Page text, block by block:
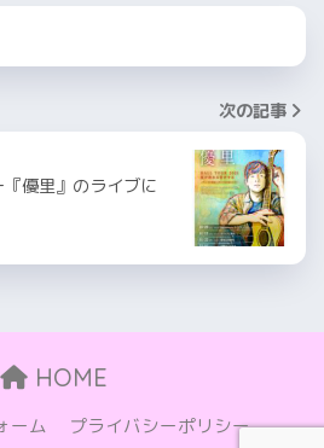
次の記事
優里』のライブに
HOME
ーム プライバシーポリシー